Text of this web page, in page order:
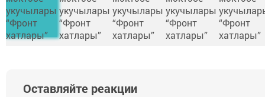
Оставляйте реакции